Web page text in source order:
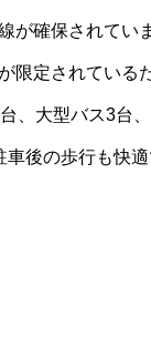
が確保されてい
限定されている
、大型バス3台
後の歩行も快適